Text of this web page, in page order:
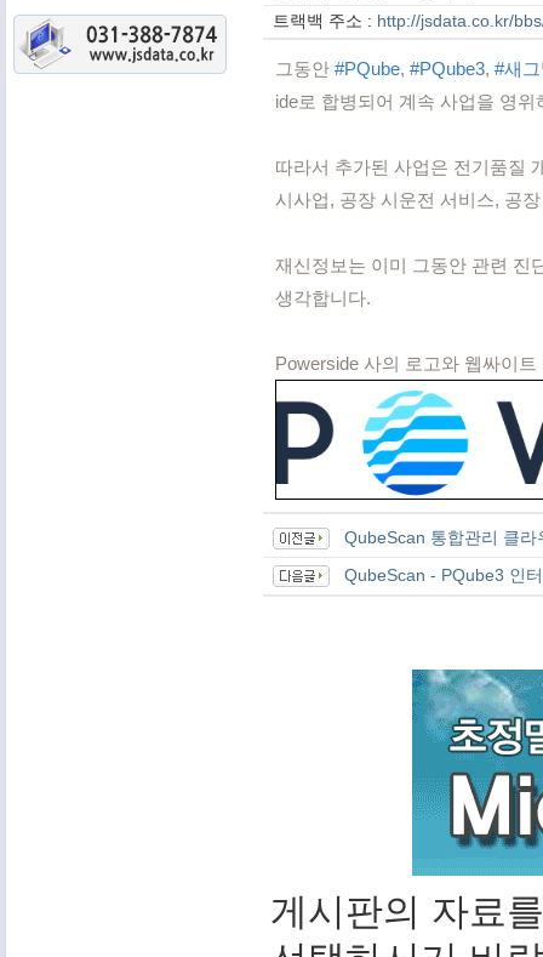
트랙백 주소 : http://jsdata.co.kr/
그동안 #PQube, #PQube3, #새
ide로 합병되어 계속 사업을 영위
따라서 추가된 사업은 전기품질
시사업, 공장 시운전 서비스, 공
재신정보는 이미 그동안 관련 진
생각합니다.
Powerside 사의 로고와 웹싸이
QubeScan 통합관리 클
QubeScan - PQube3 인
게시판의 자료